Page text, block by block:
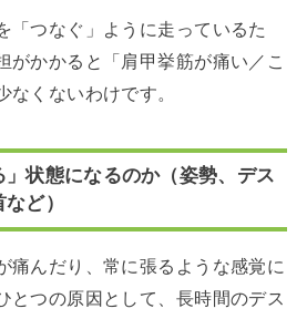
「つなぐ」ように走っているた
がかかると「肩甲挙筋が痛い／こ
なくないわけです。
状態になるのか（姿勢、デス
ど）
痛んだり、常に張るような感覚に
とつの原因として、長時間のデス